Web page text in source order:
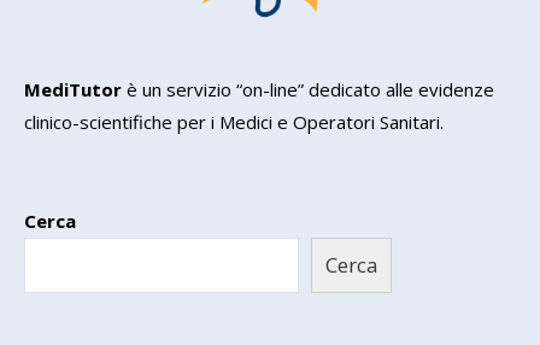
MediTutor è un servizio “on-line” dedicato alle evidenze
clinico-scientifiche per i Medici e Operatori Sanitari.
Cerca
Cerca